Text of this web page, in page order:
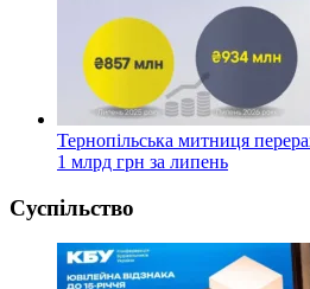
Тернопільська митниця
1 млрд грн за липень
Суспільство